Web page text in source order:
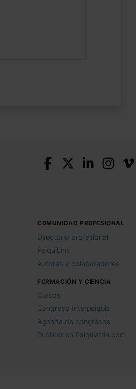
COMUNIDAD PROFESIONAL
Directorio profesional
PsiquiLink
Autores y colaboradores
FORMACIÓN Y CIENCIA
Cursos
Congreso Interpsiquis
Agenda de congresos
Publicar en Psiquiatria.com